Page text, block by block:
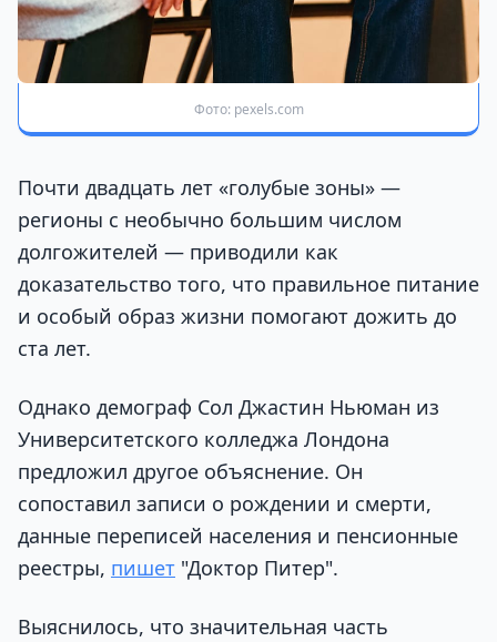
Фото: pexels.com
Почти двадцать лет «голубые зоны» —
регионы с необычно большим числом
долгожителей — приводили как
доказательство того, что правильное питание
и особый образ жизни помогают дожить до
ста лет.
Однако демограф Сол Джастин Ньюман из
Университетского колледжа Лондона
предложил другое объяснение. Он
сопоставил записи о рождении и смерти,
данные переписей населения и пенсионные
реестры, пишет "Доктор Питер".
Выяснилось, что значительная часть